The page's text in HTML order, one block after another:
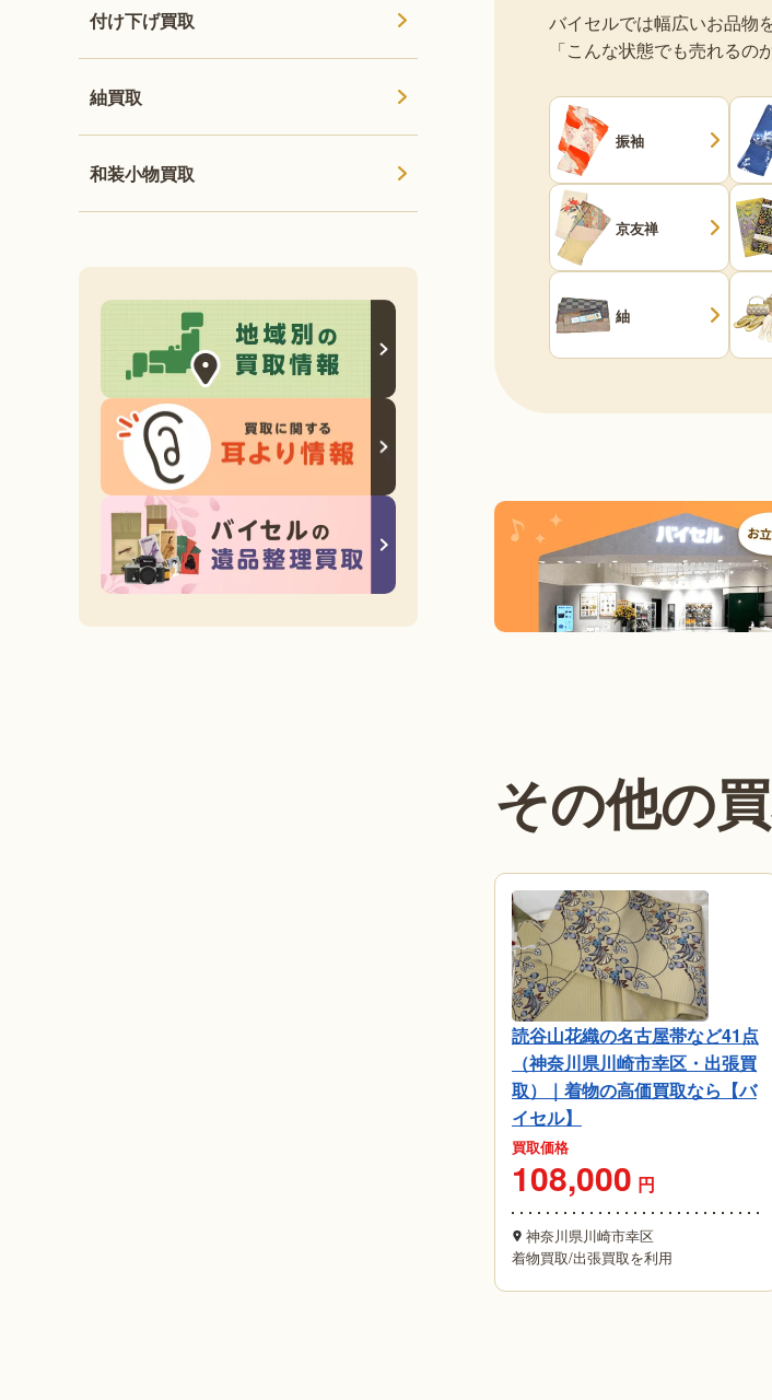
バイセルでは幅広いお品物
「こんな状態でも売れるの
振袖
京友禅
紬
その他の
読谷山花織の名古屋帯など41点
（神奈川県川崎市幸区・出張買
取）｜着物の高価買取なら【バ
イセル】
買取価格
108,000 円
神奈川県川崎市幸区
着物買取/出張買取を利用
付け下げ買取
紬買取
和装小物買取